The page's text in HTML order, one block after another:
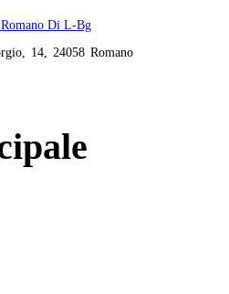
Di L-Bg
14, 24058 Romano